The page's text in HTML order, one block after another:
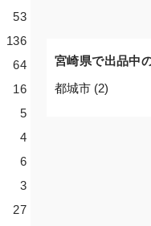
宮崎県で出品中
都城市 (2)
53
136
64
16
5
4
6
3
27